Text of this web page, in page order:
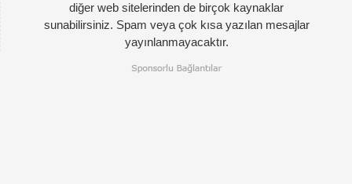
diğer web sitelerinden de birçok kaynaklar
sunabilirsiniz. Spam veya çok kısa yazılan mesajlar
yayınlanmayacaktır.